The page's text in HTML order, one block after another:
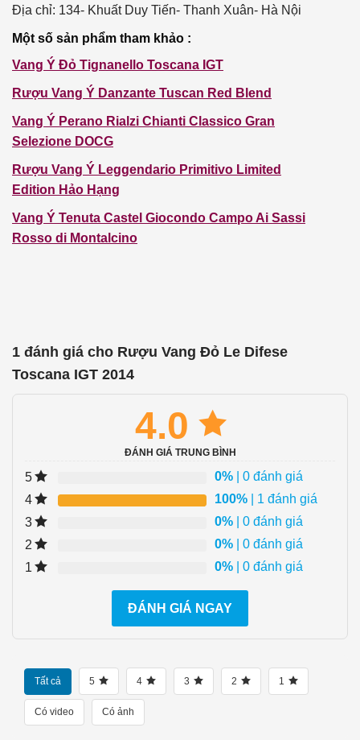
Địa chỉ: 134- Khuất Duy Tiến- Thanh Xuân- Hà Nội
Mộtsố sản phẩm tham khảo :
Vang Ý Đỏ Tignanello Toscana IGT
Rượu Vang Ý Danzante Tuscan Red Blend
Vang Ý Perano Rialzi Chianti Classico Gran
Selezione DOCG
Rượu Vang Ý Leggendario Primitivo Limited
Edition Hảo Hạng
Vang Ý Tenuta Castel Giocondo Campo Ai Sassi
Rosso di Montalcino
1 đánh giá cho Rượu Vang Đỏ Le Difese
Toscana IGT 2014
4.0
ĐÁNH GIÁ TRUNG BÌNH
5 0% | 0 đánh giá
4
100% | 1 đánh giá
3
0% | 0 đánh giá
2
0% | 0 đánh giá
1
0% | 0 đánh giá
ĐÁNH GIÁ NGAY
Tất cả 5 4 3 2 1
Có video Có ảnh